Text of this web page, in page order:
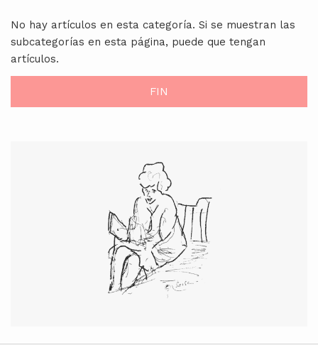
No hay artículos en esta categoría. Si se muestran las
subcategorías en esta página, puede que tengan
artículos.
FIN